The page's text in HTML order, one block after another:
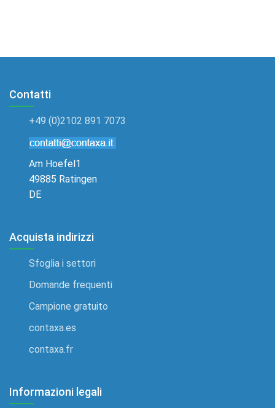
Contatti
+49 (0)2102 891 7073
Am Hoefel1
49885 Ratingen
DE
Acquista indirizzi
Sfoglia i settori
Domande frequenti
Campione gratuito
contaxa.es
contaxa.fr
Informazioni legali